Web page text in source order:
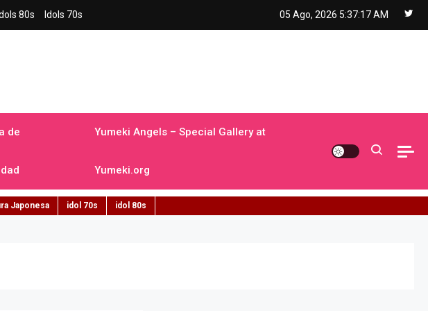
80s Idols 70s 05 Ago, 2026 5:37:18 AM
de Yumeki Angels – Special Gallery at
Yumeki.org
Japonesa idol 70s idol 80s